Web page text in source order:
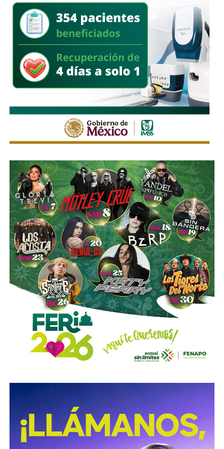
Cristóbal–Tuxtla Gutiérrez; de Bucerías–Puerto Vallarta y
Mitla–Tehuantepec; además de que se iniciarán obras de
ampliación en 11 carreteras: Cuautla–Tlapa–Marquelia;
Tamazunchale–Huejutla; Bavispe–Nuevo Casas Grandes;
Circuito Tierra y Libertad en Morelos; Toluca-Zihuatanejo;
Salina Cruz-Zihuatanejo; Macuspana–Escárcega; Ciudad
Valles–Tampico; Tijuana–Ensenada; Saltillo–Monclova y
Guaymas–Chihuahua. Aunado a que Mexicana de Aviación
seguirá siendo la línea aérea del pueblo de México, con la
llegada de nuevos aviones.
En materia energética, destacó que como parte del
fortalecimiento de la Comisión Federal de Electricidad
(CFE) y Petróleos Mexicanos (Pemex), ya se tienen los
planes de expansión de ambas empresas. Entre el 2025 y
2030 se aumentará la generación eléctrica de 27 mil
megawatts con un porcentaje amplio para energías
renovables, y garantizando que 54 por ciento sea
generación de CFE; se pondrán en marcha 145 proyectos
de transmisión de electricidad. Mientras que Pemex
garantizará la producción de 1.8 millones de barriles de
petróleo; el funcionamiento eficiente de sus ocho
refinerías y se desarrollarán nuevos proyectos de
fertilizantes y petroquímica. Además de que se hará cargo
del proyecto de economía circular en Hidalgo.
Detalló que, como parte del Acuerdo Nacional por el
Derecho Humano al Agua y la Sustentabilidad, firmado por
los 32 gobernadores y gobernadoras, en los primeros 100
días de gobierno ya se han firmado convenio con siete de
13 distritos prioritarios en Hidalgo, Aguascalientes,
totalidad de los acuerdos con productores y se iniciarán
obras este año; cuyo proyecto de tecnificación permitirá
ahorrar el 50 por ciento del agua que se consume en el
campo y beneficiará a más de 200 mil productores.
Recordó que, con la firma de este acuerdo, empresarios,
empresarias con concesiones de agua y 64 Distritos de